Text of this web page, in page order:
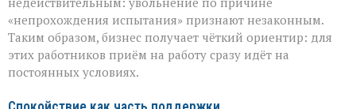
«непрохождения испытания» признают незаконным.
Таким образом, бизнес получает чёткий ориентир: для
этих работников приём на работу сразу идёт на
постоянных условиях.